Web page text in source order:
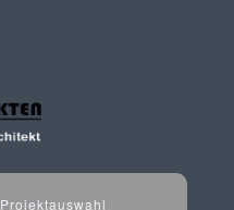
Projektauswahl